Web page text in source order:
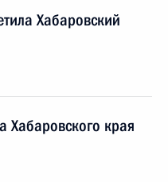
Хабаровский
Хабаровского края